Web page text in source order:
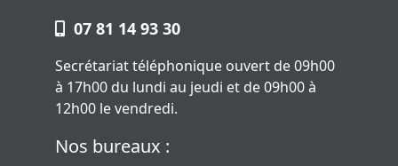
07 81 14 93 30
Secrétariat téléphonique ouvert de 09h00
à 17h00 du lundi au jeudi et de 09h00 à
12h00 le vendredi.
Nos bureaux :